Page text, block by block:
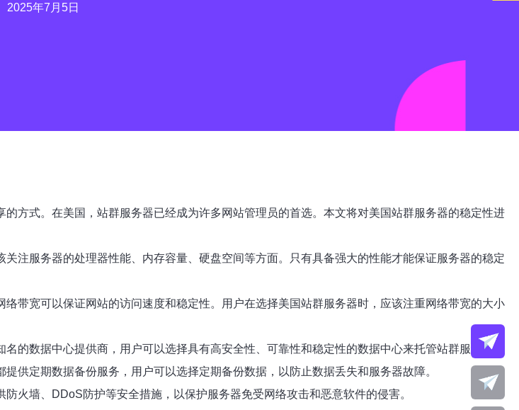
2025年7月5日
方式。在美国，站群服务器已经成为许多网站管理员的首选。本文将对美国站群服务器的稳定性进
注服务器的处理器性能、内存容量、硬盘空间等方面。只有具备强大的性能才能保证服务器的稳定
带宽可以保证网站的访问速度和稳定性。用户在选择美国站群服务器时，应该注重网络带宽的大小
的数据中心提供商，用户可以选择具有高安全性、可靠性和稳定性的数据中心来托管站群服务器。
供定期数据备份服务，用户可以选择定期备份数据，以防止数据丢失和服务器故障。
火墙、DDoS防护等安全措施，以保护服务器免受网络攻击和恶意软件的侵害。